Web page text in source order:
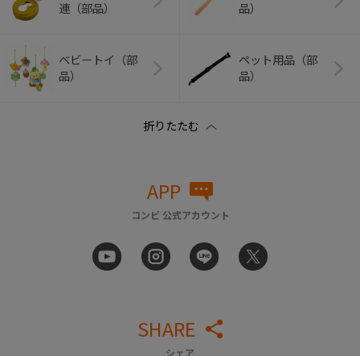
連（部品）
品）
ベビートイ（部
品）
ペット用品（部
品）
APP
コンビ 公式アカウント
SHARE
シェア